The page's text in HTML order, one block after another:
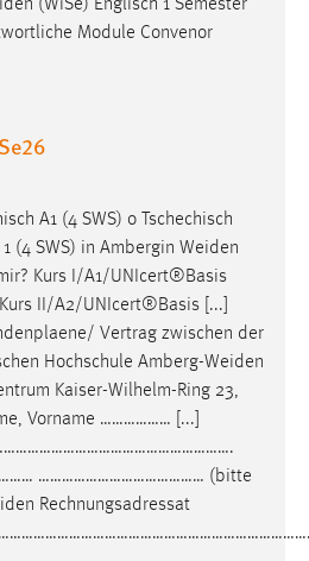
(WiSe) Englisch 1 Semester
Module Convenor
A1 (4 SWS) o Tschechisch
(4 SWS) in Ambergin Weiden
Kurs I/A1/UNIcert®Basis
II/A2/UNIcert®Basis [...]
Vertrag zwischen der
Hochschule Amberg-Weiden
Kaiser-Wilhelm-Ring 23,
Vorname ……………… [...]
…………………………………… (bitte
Rechnungsadressat
und Social Media
zu können, werden von diesen